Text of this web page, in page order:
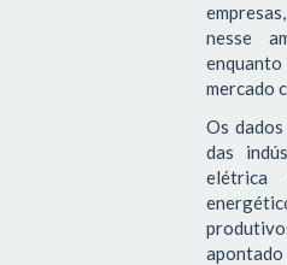
nesse
mercado
Os
das
elétrica
apontado